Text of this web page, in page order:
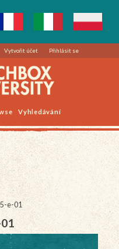
Vytvořit účet Přihlásit se
Vyhledávání
e-01